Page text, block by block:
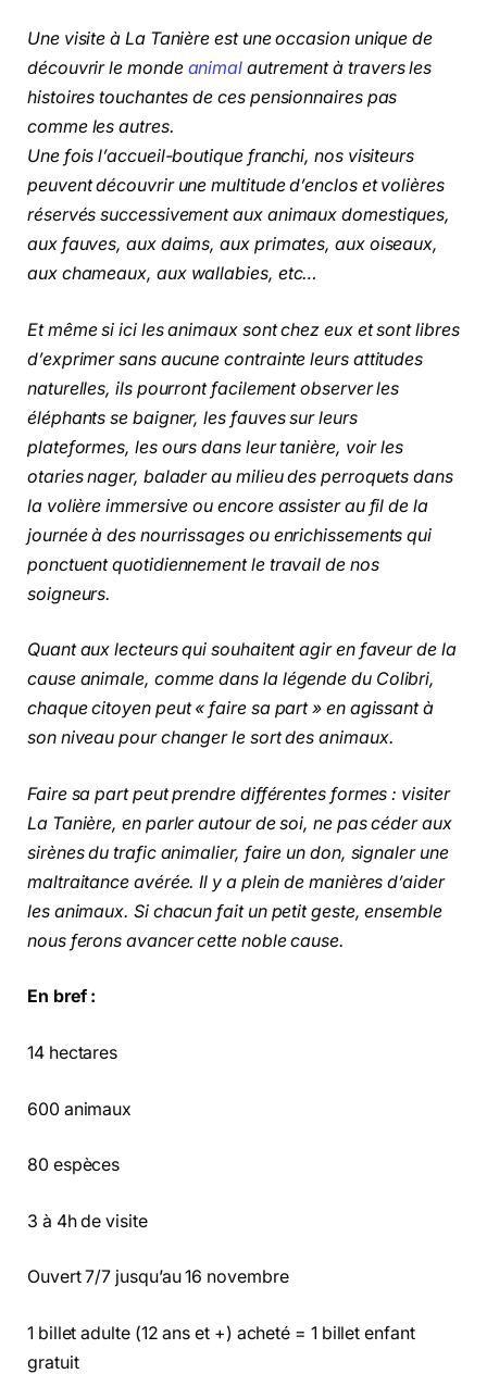
Une visite à La Tanière est une occasion unique de
découvrir le monde animal autrement à travers les
histoires touchantes de ces pensionnaires pas
comme les autres.
Une fois l’accueil-boutique franchi, nos visiteurs
peuvent découvrir une multitude d’enclos et volières
réservés successivement aux animaux domestiques,
aux fauves, aux daims, aux primates, aux oiseaux,
aux chameaux, aux wallabies, etc…
Et même si ici les animaux sont chez eux et sont libres
d’exprimer sans aucune contrainte leurs attitudes
naturelles, ils pourront facilement observer les
éléphants se baigner, les fauves sur leurs
plateformes, les ours dans leur tanière, voir les
otaries nager, balader au milieu des perroquets dans
la volière immersive ou encore assister au fil de la
journée à des nourrissages ou enrichissements qui
ponctuent quotidiennement le travail de nos
soigneurs.
Quant aux lecteurs qui souhaitent agir en faveur de la
cause animale, comme dans la légende du Colibri,
chaque citoyen peut « faire sa part » en agissant à
son niveau pour changer le sort des animaux.
Faire sa part peut prendre différentes formes : visiter
La Tanière, en parler autour de soi, ne pas céder aux
sirènes du trafic animalier, faire un don, signaler une
maltraitance avérée. Il y a plein de manières d’aider
les animaux. Si chacun fait un petit geste, ensemble
nous ferons avancer cette noble cause.
En bref :
14 hectares
600 animaux
80 espèces
3 à 4h de visite
Ouvert 7/7 jusqu’au 16 novembre
1 billet adulte (12 ans et +) acheté = 1 billet enfant
gratuit